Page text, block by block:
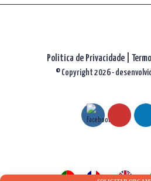
Politica de Privacidade|
© Copyright 2026 -